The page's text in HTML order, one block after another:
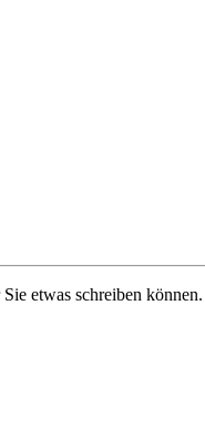
Sie etwas schreiben